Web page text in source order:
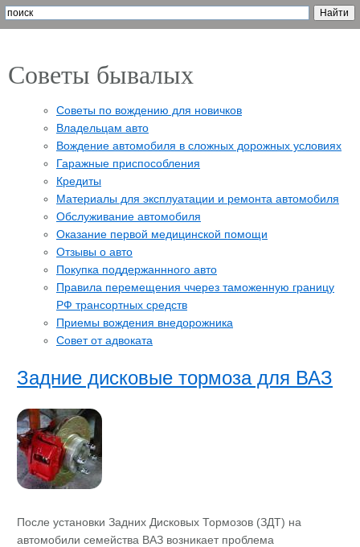
Советы бывалых
Cоветы по вождению для новичков
Владельцам авто
Вождение автомобиля в сложных дорожных условиях
Гаражные приспособления
Кредиты
Материалы для эксплуатации и ремонта автомобиля
Обслуживание автомобиля
Оказание первой медицинской помощи
Отзывы о авто
Покупка поддержаннного авто
Правила перемещения ччерез таможенную границу
РФ трансортных средств
Приемы вождения внедорожника
Совет от адвоката
Задние дисковые тормоза для ВАЗ
После установки Задних Дисковых Тормозов (ЗДТ) на
автомобили семейства ВАЗ возникает проблема